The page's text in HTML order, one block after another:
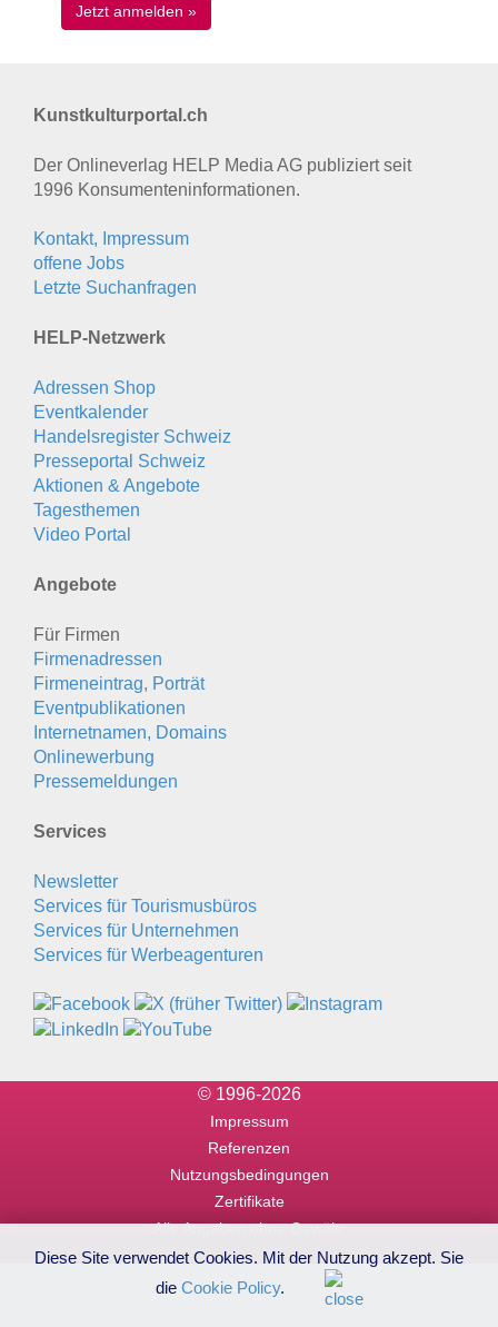
Kunstkulturportal.ch
Der Onlineverlag HELP Media AG publiziert seit
1996 Konsumenten­informationen.
Kontakt, Impressum
offene Jobs
Letzte Suchanfragen
HELP-Netzwerk
Adressen Shop
Eventkalender
Handelsregister Schweiz
Presseportal Schweiz
Aktionen & Angebote
Tagesthemen
Video Portal
Angebote
Für Firmen
Firmenadressen
Firmeneintrag, Porträt
Eventpublikationen
Internetnamen, Domains
Onlinewerbung
Pressemeldungen
Services
Newsletter
Services für Tourismusbüros
Services für Unternehmen
Services für Werbeagenturen
© 1996-2026
Impressum
Referenzen
Nutzungsbedingungen
Zertifikate
Alle Angaben ohne Gewähr
Diese Site verwendet Cookies. Mit der Nutzung akzept. Sie
die Cookie Policy.